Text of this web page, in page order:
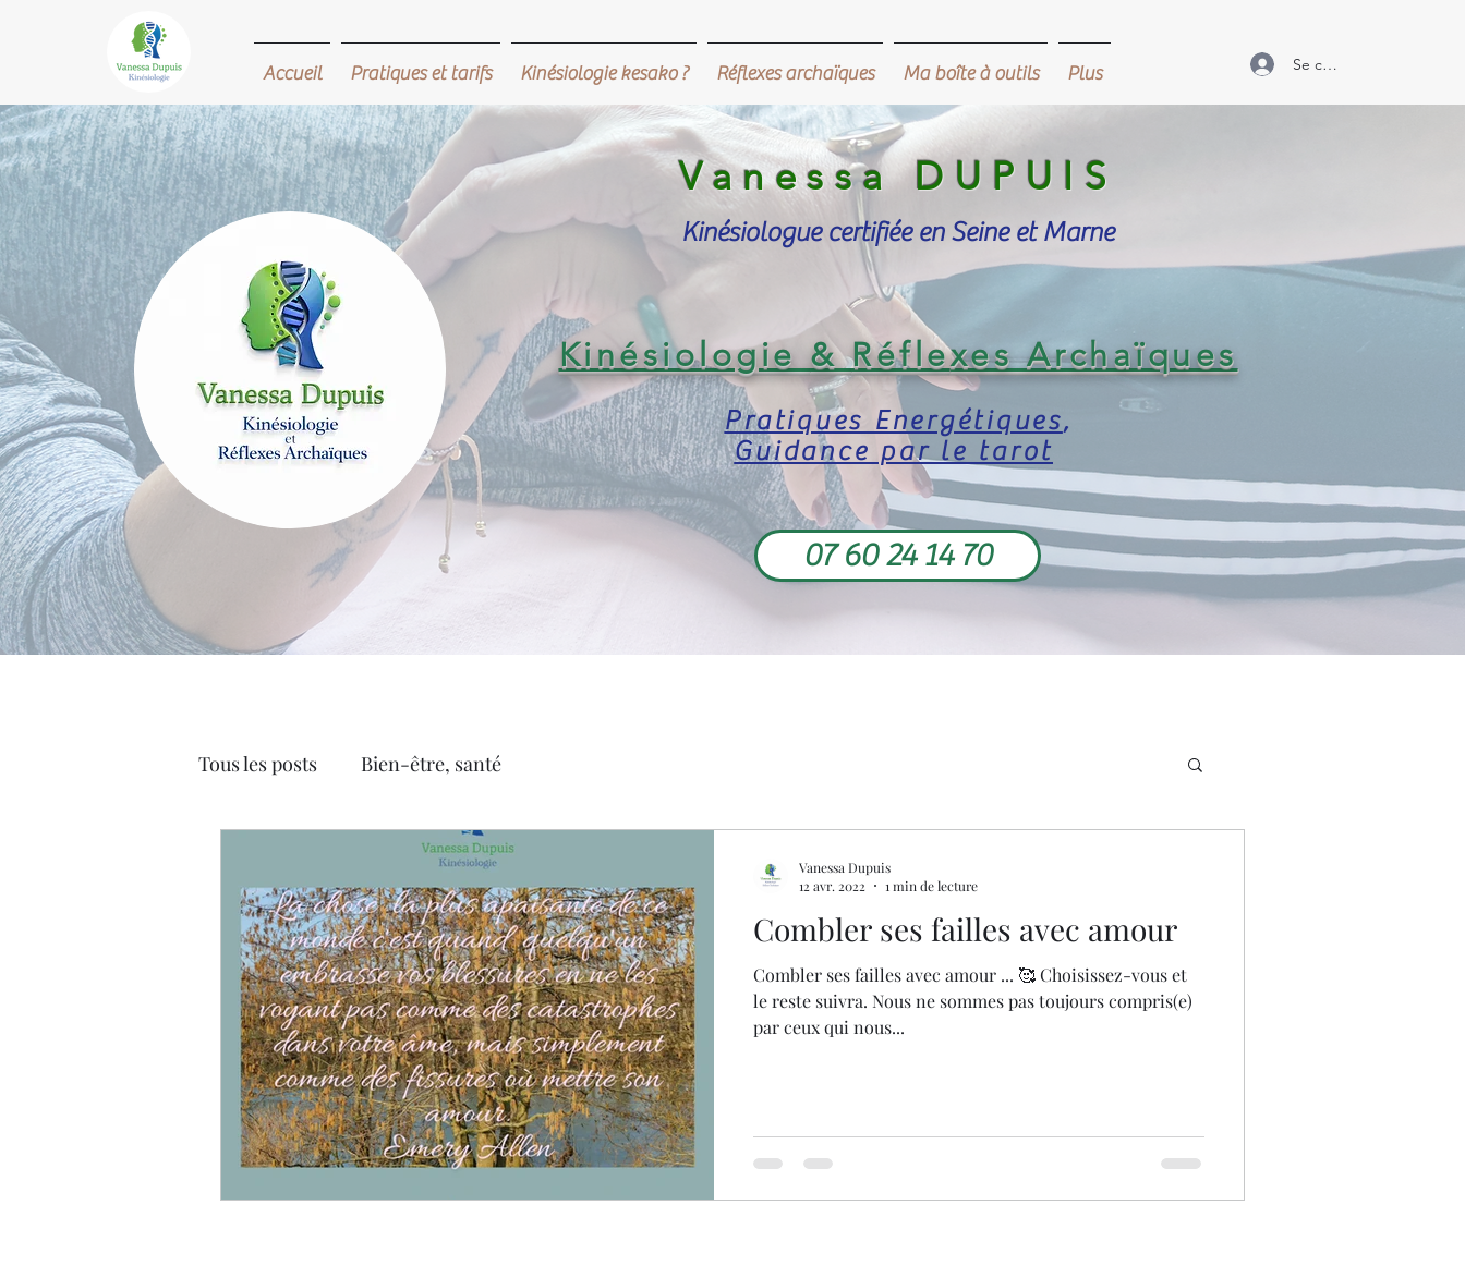
Accueil Pratiques et tarifs Kinésiologie kesako ? Réflexes archaïques Ma boîte à outils Plus Se connecter
Vanessa DUPUIS
Kinésiologue certifiée en Seine et Marne
Kinésiologie&Réflexes Archaïques
Pratiques Energétiques,
Guidance par le tarot
07 60 24 14 70
Tous les posts Bien-être, santé
Combler ses failles avec amour
Combler ses failles avec amour ... 🥰 Choisissez-vous et
le reste suivra. Nous ne sommes pas toujours compris(e)
par ceux qui nous...
Vanessa Dupuis
12 avr. 2022
1 min de lecture